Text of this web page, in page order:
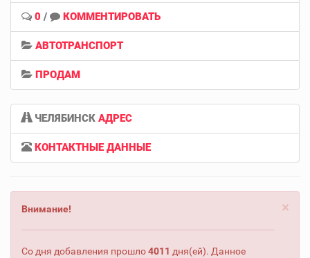
0 / КОММЕНТИРОВАТЬ
АВТОТРАНСПОРТ
ПРОДАМ
ЧЕЛЯБИНСК АДРЕС
КОНТАКТНЫЕ ДАННЫЕ
×
Внимание!
Со дня добавления прошло4011 дня(ей). Данное